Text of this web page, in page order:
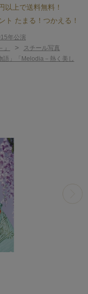
以上で送料無料！
ト たまる！つかえる！
年公演
> スチール写真
語」「Melodia－熱く美し